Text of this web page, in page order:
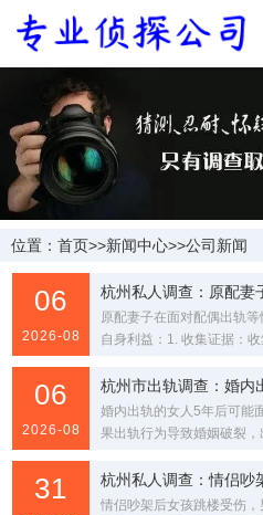
位置： 首页>>新闻中心>>公司新闻
06
2026-08
杭州私人调查：原配妻
原配妻子在面对配偶出轨
自身利益：1. 收集证据：
06
2026-08
婚内出轨的女人5年后可能
果出轨行为导致婚姻破裂
31
情侣吵架后女孩跳楼受伤